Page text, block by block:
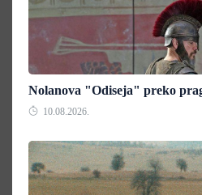
Nolanova "Odiseja" preko
10.08.2026.